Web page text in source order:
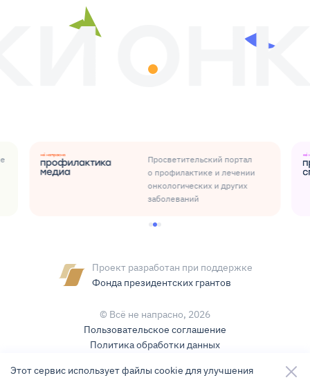
Просветительский портал
о профилактике и лечении
онкологических и других
заболеваний
Проект разработан при поддержке
Фонда президентских грантов
© Всё не напрасно, 2026
Пользовательское соглашение
Политика обработки данных
Этот сервис использует файлы cookie для улучшения